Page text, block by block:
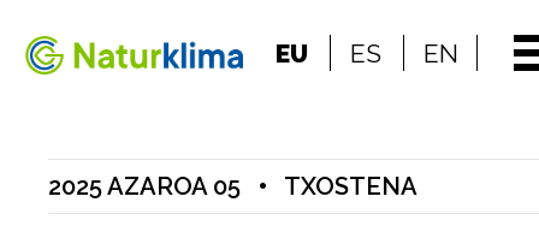
Edukietara jo
EU ES EN
2025 AZAROA 05 • TXOSTENA